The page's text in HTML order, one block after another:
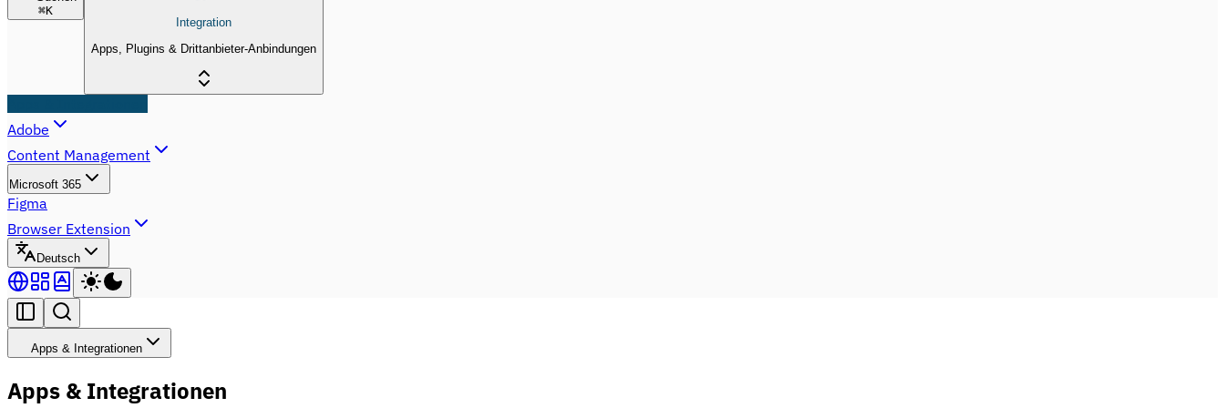
⌘K
Integration
Apps, Plugins & Drittanbieter-Anbindungen
Adobe
Content Management
Microsoft 365
Figma
Browser Extension
Deutsch
Apps & Integrationen
Apps & Integrationen